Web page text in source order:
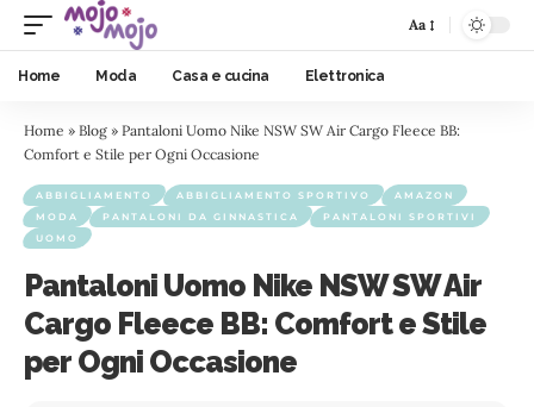
Aa
Home Moda Casa e cucina Elettronica
Home » Blog » Pantaloni Uomo Nike NSW SW Air Cargo Fleece BB:
Comfort e Stile per Ogni Occasione
ABBIGLIAMENTO ABBIGLIAMENTO SPORTIVO
AMAZON
MODA
PANTALONI DA GINNASTICA
PANTALONI SPORTIVI
UOMO
Pantaloni Uomo Nike NSW SW Air
Cargo Fleece BB: Comfort e Stile
per Ogni Occasione